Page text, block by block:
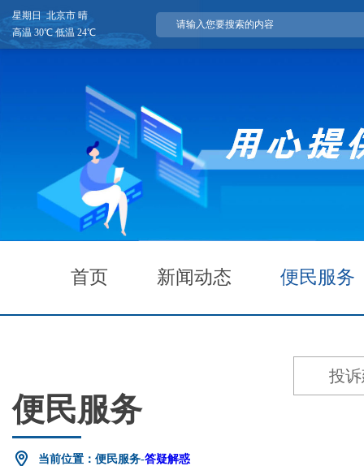
星期日 北京市 晴
高温 30℃ 低温 24℃
首页 新闻动态 便民服务
便民服务
投
当前位置：便民服务-答疑解惑